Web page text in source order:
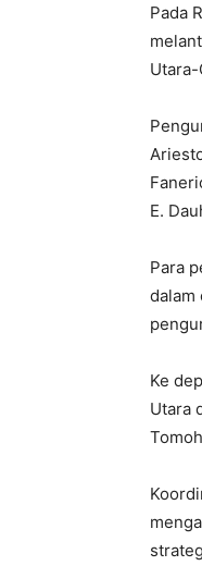
Pada
E.
Para
dalam
Ke
Utara